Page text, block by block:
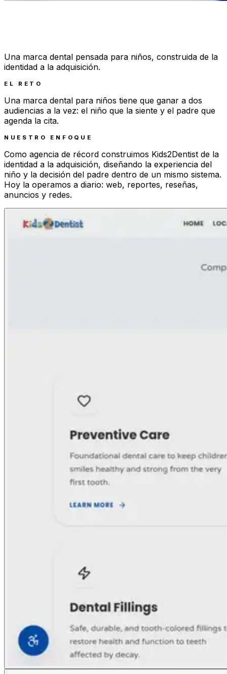
Una marca dental pensada para niños, construida de la
identidad a la adquisición.
EL RETO
Una marca dental para niños tiene que ganar a dos
audiencias a la vez: el niño que la siente y el padre que
agenda la cita.
NUESTRO ENFOQUE
Como agencia de récord construimos Kids2Dentist de la
identidad a la adquisición, diseñando la experiencia del
niño y la decisión del padre dentro de un mismo sistema.
Hoy la operamos a diario: web, reportes, reseñas,
anuncios y redes.